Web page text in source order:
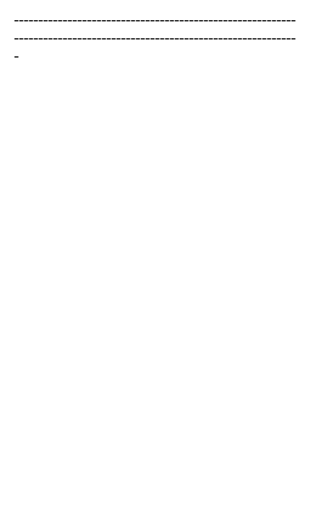
----------------------------------------------------------
----------------------------------------------------------
-